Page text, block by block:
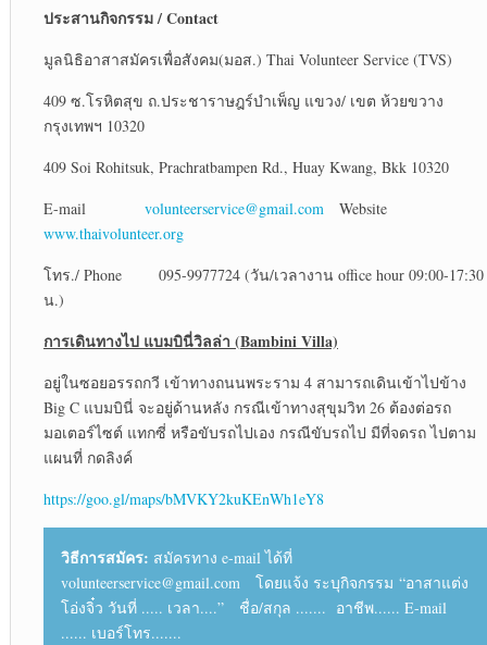
ประสานกิจกรรม/ Contact
มูลนิธิอาสาสมัครเพื่อสังคม(มอส.) Thai Volunteer Service (TVS)
409 ซ.โรหิตสุข ถ.ประชาราษฎร์บำเพ็ญ แขวง/ เขต ห้วยขวาง
กรุงเทพฯ 10320
409 Soi Rohitsuk, Prachratbampen Rd., Huay Kwang, Bkk 10320
E-mail volunteerservice@gmail.comWebsite
www.thaivolunteer.org
โทร./ Phone 095-9977724 (วัน/เวลางาน office hour 09:00-17:30
น.)
การเดินทางไป แบมบินี่วิลล่า (Bambini Villa)
อยู่ในซอยอรรถกวี เข้าทางถนนพระราม 4 สามารถเดินเข้าไปข้าง
Big C แบมบินี่ จะอยู่ด้านหลัง กรณีเข้าทางสุขุมวิท 26 ต้องต่อรถ
มอเตอร์ไซต์ แทกซี่ หรือขับรถไปเอง กรณีขับรถไป มีที่จดรถ ไปตาม
แผนที่ กดลิงค์
https://goo.gl/maps/bMVKY2kuKEnWh1eY8
วิธีการสมัคร: สมัครทาง e-mail ได้ที่
volunteerservice@gmail.com โดยแจ้ง ระบุกิจกรรม “อาสาแต่ง
โอ่งจิ๋ว วันที่ ..... เวลา....” ชื่อ/สกุล ....... อาชีพ...... E-mail
...... เบอร์โทร.......